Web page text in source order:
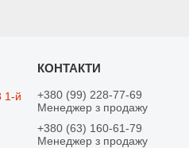
1-й
+380 (99) 228-77-69
Менеджер з продажу
+380 (63) 160-61-79
Менеджер з продажу